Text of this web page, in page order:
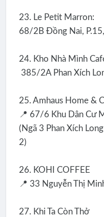
23. Le Petit Marron:
68/2B Đồng Nai,
24. Kho Nhà Mình
385/2A Phan Xích
25. Amhaus Home &
📍 67/6 Khu Dân Cư
(Ngã 3 Phan Xích
2)
26. KOHI COFFEE
📍 33 Nguyễn Thị
27. Khi Ta Còn Thở